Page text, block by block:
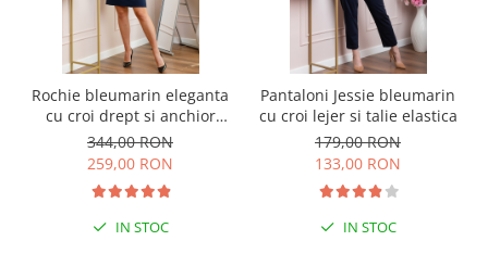
Rochie bleumarin eleganta
cu croi drept si anchior
Lucinda
344,00 RON
259,00 RON
IN STOC
Pantaloni Jessie bleumarin
cu croi lejer si talie elastica
179,00 RON
133,00 RON
IN STOC